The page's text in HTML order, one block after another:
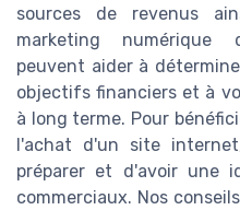
sources de revenus
marketing numérique
peuvent aider à
objectifs financiers et à
à long terme. Pour
l'achat d'un site
préparer et d'avoir une
commerciaux. Nos